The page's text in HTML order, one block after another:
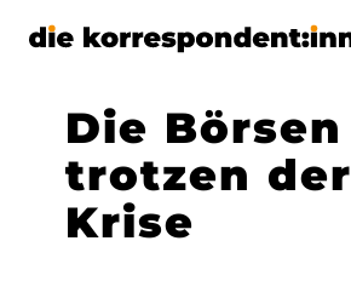
Zum
Die Börsen
trotzen der
Krise